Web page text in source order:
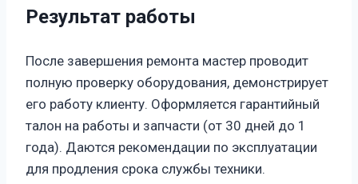
Результат работы
После завершения ремонта мастер проводит
полную проверку оборудования, демонстрирует
его работу клиенту. Оформляется гарантийный
талон на работы и запчасти (от 30 дней до 1
года). Даются рекомендации по эксплуатации
для продления срока службы техники.